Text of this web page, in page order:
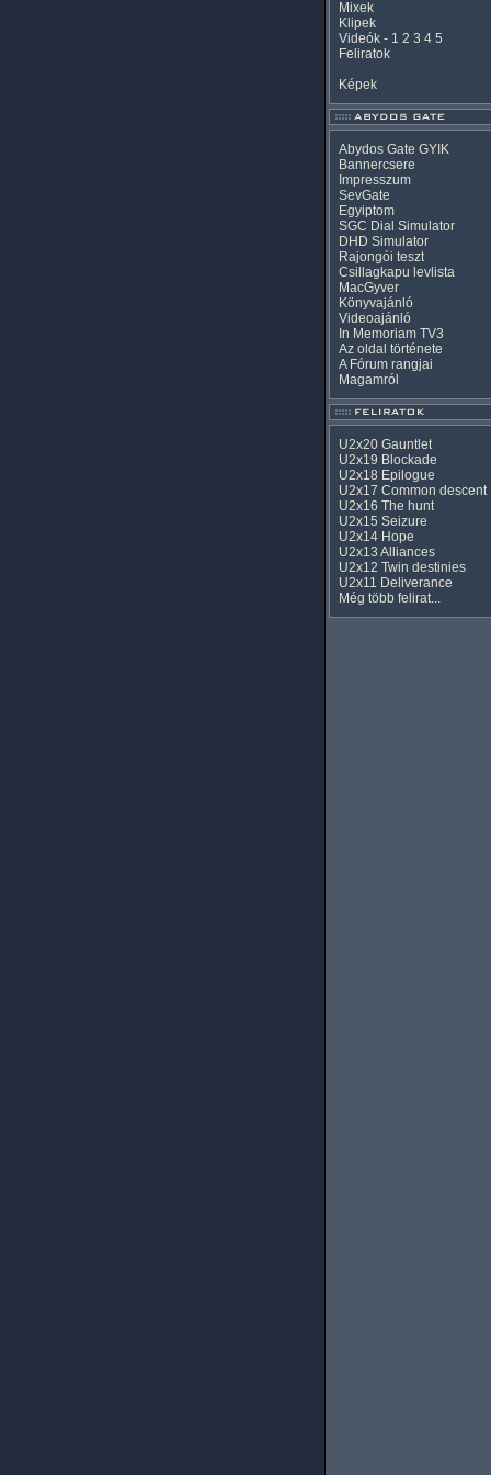
Mixek
Klipek
Videók - 1 2 3 4 5
Feliratok
Képek
Abydos Gate GYIK
Bannercsere
Impresszum
SevGate
Egyiptom
SGC Dial Simulator
DHD Simulator
Rajongói teszt
Csillagkapu levlista
MacGyver
Könyvajánló
Videoajánló
In Memoriam TV3
Az oldal története
A Fórum rangjai
Magamról
U2x20 Gauntlet
U2x19 Blockade
U2x18 Epilogue
U2x17 Common descent
U2x16 The hunt
U2x15 Seizure
U2x14 Hope
U2x13 Alliances
U2x12 Twin destinies
U2x11 Deliverance
Még több felirat...